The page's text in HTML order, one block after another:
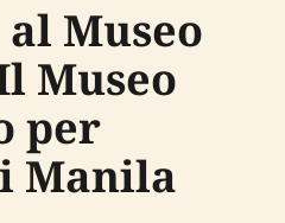
Museo
Museo
per
Manila